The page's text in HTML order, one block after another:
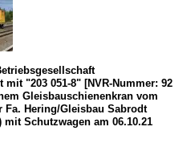
"203 051-8" [NVR-Nummer: 92
Gleisbauschienenkran vom
Fa. Hering/Gleisbau Sabrodt
mit Schutzwagen am 06.10.21